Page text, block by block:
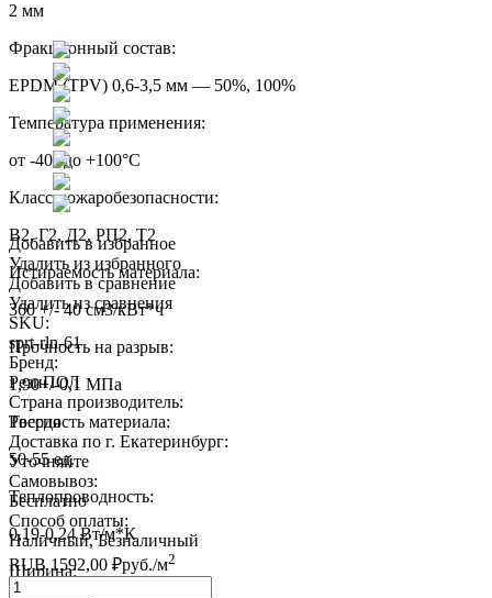
2 мм
Фракционный состав:
EPDM (TPV) 0,6-3,5 мм — 50%, 100%
Температура применения:
от -40° до +100°С
Класс пожаробезопасности:
В2, Г2, Д2, РП2, Т2
Истираемость материала:
360 +/- 40 см3/кВт*ч
Прочность на разрыв:
1,90+/-0,1 МПа
Твердость материала:
50-55 ед.
Теплопроводность:
0,19-0,24 Вт/м*К
Ширина:
Добавить в избранное
Удалить из избранного
Добавить в сравнение
Удалить из сравнения
SKU:
sprt-rln-61
Бренд:
РезиПОЛ
Страна производитель:
Россия
Доставка по г. Екатеринбург:
Уточняйте
Самовывоз:
Бесплатно
Способ оплаты:
Наличный, Безналичный
RUB 1592,00 ₽руб./м2
Quantity